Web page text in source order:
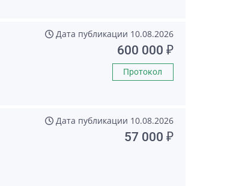
Дата публикации 10.08.2026
600 000 ₽
Протокол
Дата публикации 10.08.2026
57 000 ₽